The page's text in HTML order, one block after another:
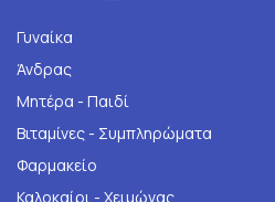
Γυναίκα
Άνδρας
Μητέρα - Παιδί
Βιταμίνες - Συμπληρώματα
Φαρμακείο
Καλοκαίρι - Χειμώνας